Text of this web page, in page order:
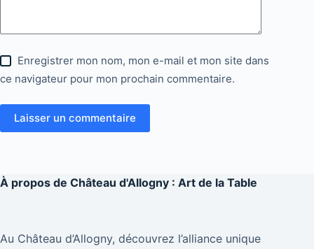
Enregistrer mon nom, mon e-mail et mon site dans
ce navigateur pour mon prochain commentaire.
Laisser un commentaire
À propos de Château d'Allogny : Art de la Table
Au Château d’Allogny, découvrez l’alliance unique